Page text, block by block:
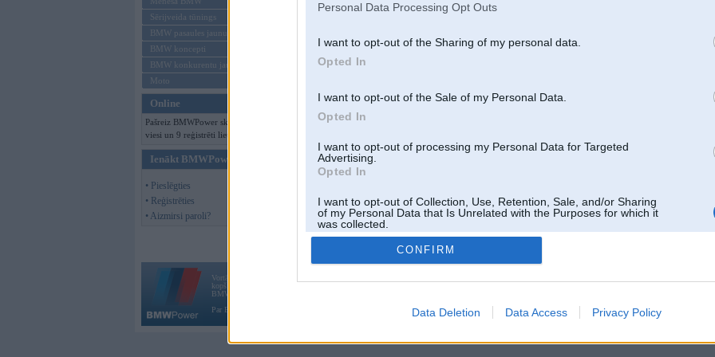
Personal Data Processing Opt Outs
I want to opt-out of the Sharing of my personal data.
Opted In
I want to opt-out of the Sale of my Personal Data.
Opted In
I want to opt-out of processing my Personal Data for Targeted
Advertising.
Opted In
I want to opt-out of Collection, Use, Retention, Sale, and/or Sharing
of my Personal Data that Is Unrelated with the Purposes for which it
was collected.
Opted Out
CONFIRM
Data Deletion Data Access Privacy Policy
Sērijveida tūnings
BMW pasaules jaunumi
BMW koncepti
BMW konkurentu jaunumi
Moto
Online
Pašreiz BMWPower skatās 178
viesi un 9 reģistrēti lietotāji.
Ienākt BMWPower
• Pieslēgties
• Reģistrēties
• Aizmirsi paroli?
Vortāls BMWPower.lv darbojas
kopš 2002. gada 14. maija. Tas nav auto klubs un nav saistīts ar
BMW AG.
Par BMWPower